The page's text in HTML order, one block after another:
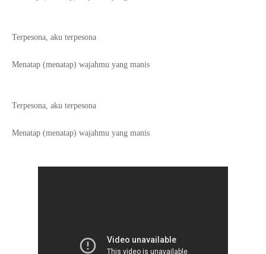
Terpesona, aku terpesona
Menatap (menatap) wajahmu yang manis
Terpesona, aku terpesona
Menatap (menatap) wajahmu yang manis